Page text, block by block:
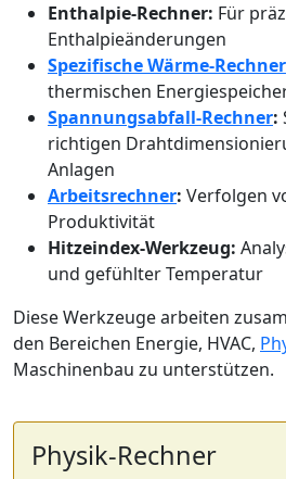
Enthalpie-Rechner: Für
Enthalpieänderungen
Spezifische Wärme-Rechner
thermischen
Spannungsabfall-Rechner:
richtigen
Anlagen
Arbeitsrechner: Verfolgen
Produktivität
Hitzeindex-Werkzeug:
und gefühlter Temperatur
Diese Werkzeuge arbeiten
den Bereichen Energie, HVAC,
Maschinenbau zu unterstützen.
Physik-Rechner